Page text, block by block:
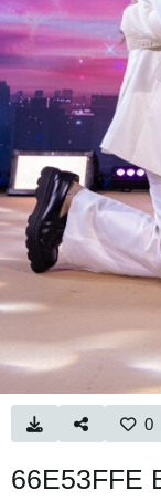
0
66E53FFE